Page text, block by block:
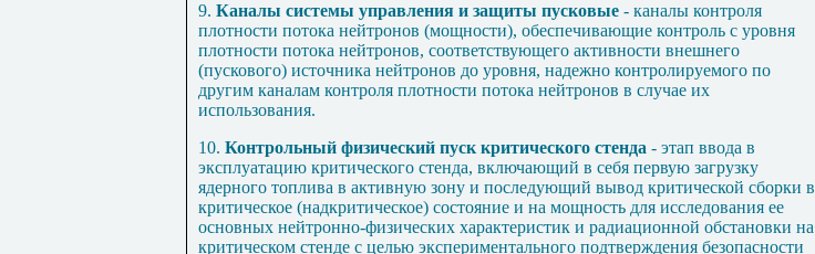
9. Каналы системы управления и защиты пусковые - каналы контроля
плотности потока нейтронов (мощности), обеспечивающие контроль с уровня
плотности потока нейтронов, соответствующего активности внешнего
(пускового) источника нейтронов до уровня, надежно контролируемого по
другим каналам контроля плотности потока нейтронов в случае их
использования.
10. Контрольный физический пуск критического стенда - этап ввода в
эксплуатацию критического стенда, включающий в себя первую загрузку
ядерного топлива в активную зону и последующий вывод критической сборки в
критическое (надкритическое) состояние и на мощность для исследования ее
основных нейтронно-физических характеристик и радиационной обстановки на
критическом стенде с целью экспериментального подтверждения безопасности